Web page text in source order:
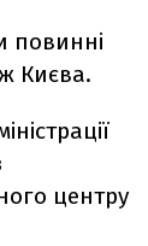
повинні
Києва.
центру